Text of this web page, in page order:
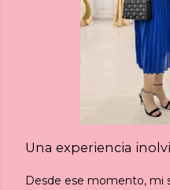
Una experiencia
Desde ese momento, mi